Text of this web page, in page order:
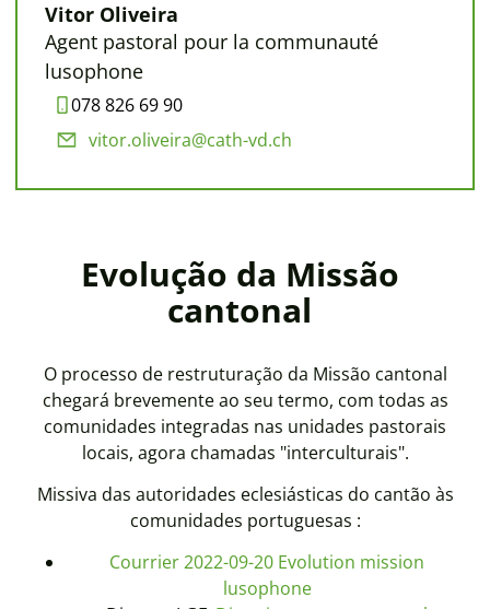
Vitor Oliveira
Agent pastoral pour la communauté
lusophone
078 826 69 90
vitor.oliveira@cath-vd.ch
Evolução da Missão
cantonal
O processo de restruturação da Missão cantonal
chegará brevemente ao seu termo, com todas as
comunidades integradas nas unidades pastorais
locais, agora chamadas "interculturais".
Missiva das autoridades eclesiásticas do cantão às
comunidades portuguesas :
Courrier 2022-09-20 Evolution mission
lusophone